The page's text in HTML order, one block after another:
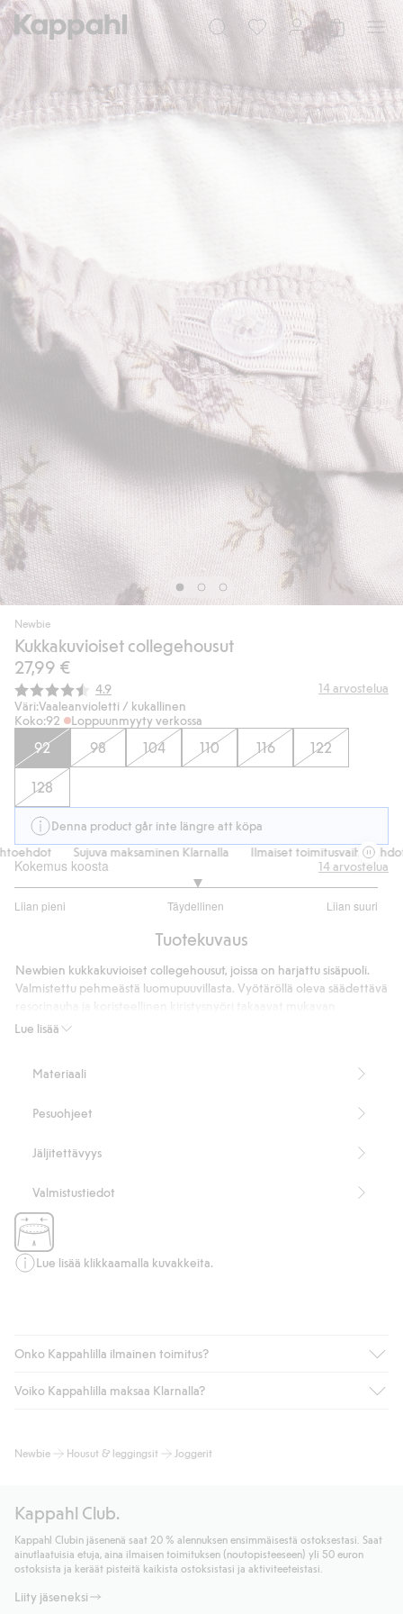
Newbie
Kukkakuvioiset collegehousut
27,99 €
Keskimääräinen luokitus:
4.9 14arvostelua
Väri:Vaaleanvioletti / kukallinen
Koko:92 Loppuunmyyty verkossa
92 98 104 110 116 122
128
Denna product går inte längre att köpa
Sujuva maksaminen Klarnalla Ilmaiset toimitusvaihtoehdot
Kokemus koosta
Liian pieni Täydellinen Liian suuri
/
ääneen
14arvostelua
Tuotekuvaus
Lue lisää
Newbien kukkakuvioiset collegehousut, joissa on harjattu sisäpuoli.
Valmistettu pehmeästä luomupuuvillasta. Vyötäröllä oleva säädettävä
istuvuuden, ja taskut sekä lahkeensuiden pitsiröyhelö antavat
100 % luomupuuvillaa.
Luomupuuvilla – GOTS
Materiaali
Pesuohjeet
Jäljitettävyys
Valmistustiedot
Lue lisää klikkaamalla kuvakkeita.
Onko Kappahlilla ilmainen toimitus?
Jos olet Kappahl Clubin jäsen, saat aina ilmaisen toimituksen
kotiinkuljetusta). Toimituskulut poistuvat automaattisesti, kun
noutopisteeseen tai pakettiautomaattiin ja PostNordin
kotiinkuljetuksella 6,99 €, riippumatta ostosummasta.
Lue lisää
Voiko Kappahlilla maksaa Klarnalla?
maksutavat, kuten laskun, sekä muita maksuvaihtoehtoja.
Lisätietoja Klarnan maksuehdoista
Lue lisää
Newbie Housut & leggingsit Joggerit
Kappahl Club.
Kappahl Clubin jäsenenä saat 20 % alennuksen ensimmäisestä ostoksestasi. Saat
ainutlaatuisia etuja, aina ilmaisen toimituksen (noutopisteeseen) yli 50 euron
ostoksista ja keräät pisteitä kaikista ostoksistasi ja aktiviteeteistasi.
Liity jäseneksi